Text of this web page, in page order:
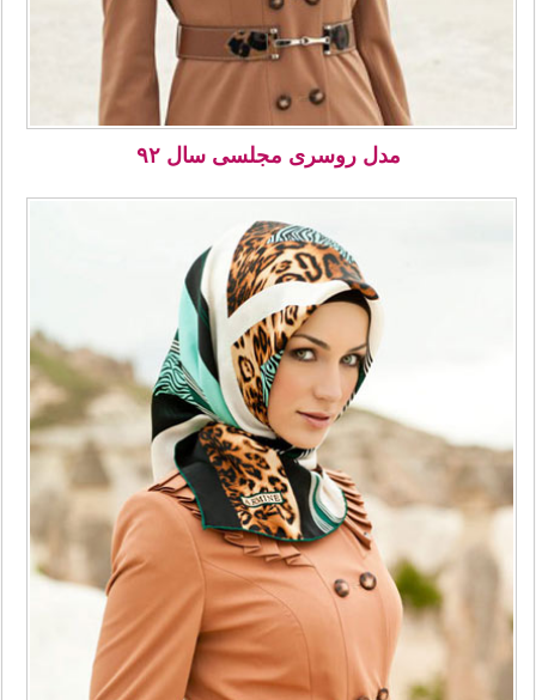
مدل روسری مجلسی سال ۹۲